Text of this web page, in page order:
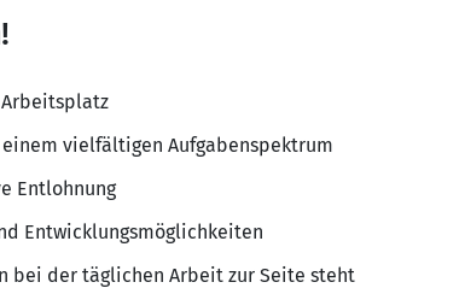
vielfältigen Aufgabenspektrum
Entlohnung
Entwicklungsmöglichkeiten
bei der täglichen Arbeit zur Seite steht